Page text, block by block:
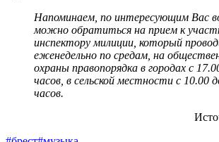
Напоминаем, по интересующим Вас
можно обратиться на прием к
инспектору милиции, который
еженедельно по средам, на
охраны правопорядка в городах с
часов, в сельской местности с 10.00
часов.